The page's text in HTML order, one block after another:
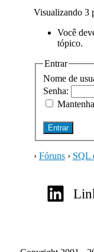
Visualizando 3
Você
tópico.
Entrar
Nome de
Senha:
Entrar
› Fóruns › SQL